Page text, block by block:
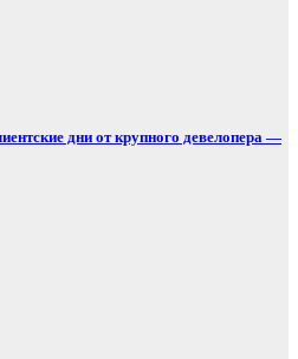
дни от крупного девелопера —